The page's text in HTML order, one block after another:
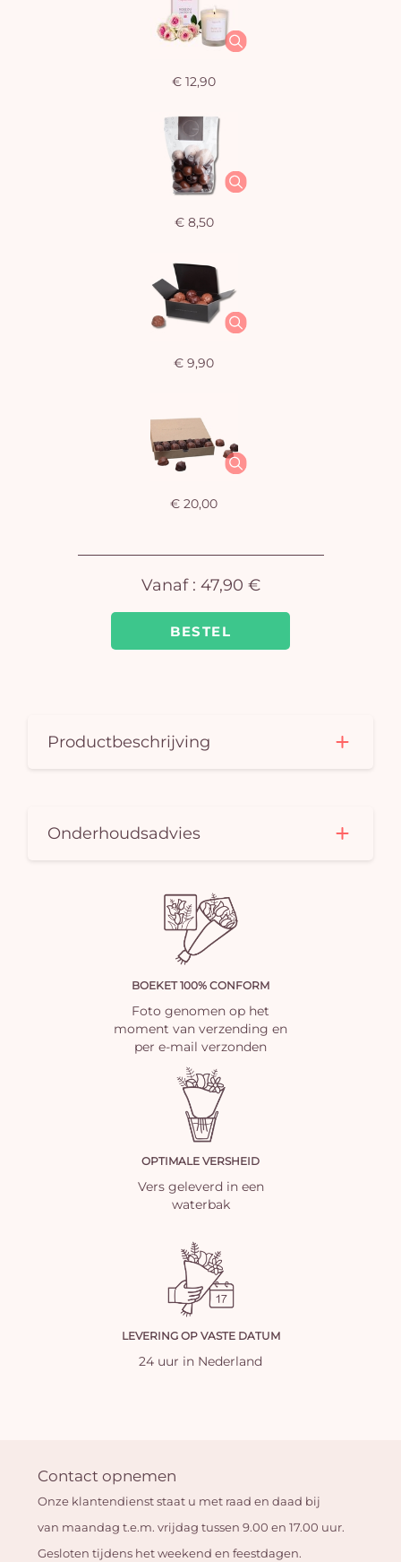
BESTEL
€ 12,90
€ 8,50
€ 9,90
€ 20,00
Vanaf : 47,90 €
Productbeschrijving
Onderhoudsadvies
BOEKET 100% CONFORM
Foto genomen op het
moment van verzending en
per e-mail verzonden
OPTIMALE VERSHEID
Vers geleverd in een
waterbak
LEVERING OP VASTE DATUM
24 uur in Nederland
Contact opnemen
Onze klantendienst staat u met raad en daad bij
van maandag t.e.m. vrijdag tussen 9.00 en 17.00 uur.
Gesloten tijdens het weekend en feestdagen.